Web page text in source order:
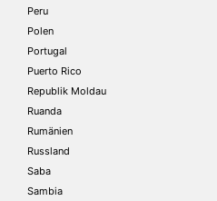
Peru
Polen
Portugal
Puerto Rico
Republik Moldau
Ruanda
Rumänien
Russland
Saba
Sambia